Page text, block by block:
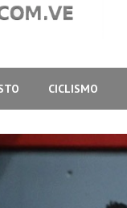
CICLISMO